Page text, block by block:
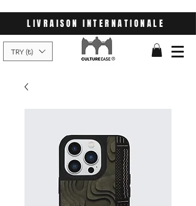
LIVRAISON INTERNATIONALE
TRY (₺)